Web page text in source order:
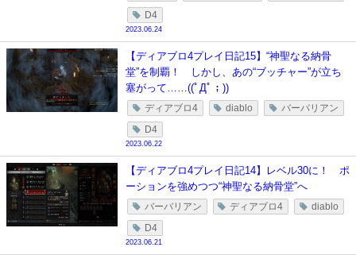
D4
2023.06.24
【ディアブロ4プレイ日記15】“神聖なる納骨
堂”を制覇！ しかし、あの“ブッチャー”が立ち
塞がって……((ﾟДﾟ；))
ディアブロ4 diablo バーバリアン
D4
2023.06.22
【ディアブロ4プレイ日記14】レベル30に！ ポ
ーションを強めつつ“神聖なる納骨堂”へ
バーバリアン ディアブロ4 diablo
D4
2023.06.21